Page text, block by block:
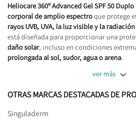
Heliocare 360º Advanced Gel SPF 50 Duplo
corporal de amplio espectroque protege
rayos UVB, UVA, la luz visible y la
está diseñada para proporcionar una
daño solar, incluso en condiciones
prolongada al sol, sudor, agua o arena.
ver más 
OTRAS MARCAS DESTACADAS DE
Singuladerm